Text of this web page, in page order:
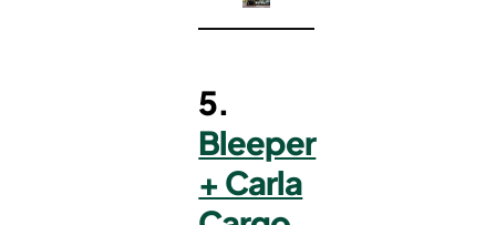
5.
Bleeper
+ Carla